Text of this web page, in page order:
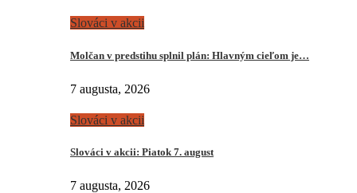
Slováci v akcii
Molčan v predstihu splnil plán: Hlavným cieľom je…
7 augusta, 2026
Slováci v akcii
Slováci v akcii: Piatok 7. august
7 augusta, 2026